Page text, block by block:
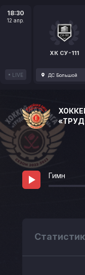
18:30
12 апр.
LIVE
ХК СУ-111
ДС Большой
Гимн